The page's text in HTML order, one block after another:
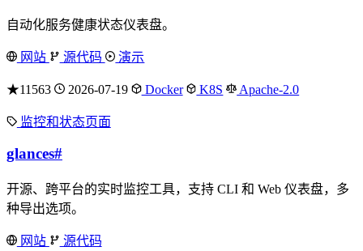
自动化服务健康状态仪表盘。
网站 源代码 演示
★11563 2026-07-19 Docker K8S Apache-2.0
监控和状态页面
glances#
开源、跨平台的实时监控工具，支持 CLI 和 Web 仪表盘，多
种导出选项。
网站 源代码